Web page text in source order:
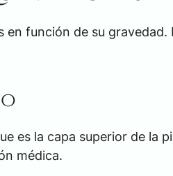
función de su
es la capa superior de la
médica.